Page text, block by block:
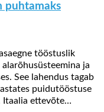
puhtamaks
tööstuslik
ja
See lahendus tagab
puidutööstuse
Itaalia ettevõte…